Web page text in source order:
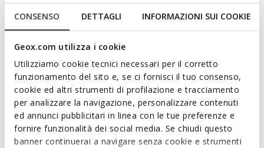
CONSENSO DETTAGLI INFORMAZIONI SUI COOKIE
Geox.com utilizza i cookie
Utilizziamo cookie tecnici necessari per il corretto
funzionamento del sito e, se ci fornisci il tuo consenso,
cookie ed altri strumenti di profilazione e tracciamento
per analizzare la navigazione, personalizzare contenuti
ed annunci pubblicitari in linea con le tue preferenze e
fornire funzionalità dei social media. Se chiudi questo
banner continuerai a navigare senza cookie e strumenti
and comfortable, Giselda 15 combines comfort and style for
ITEM CODE:D65YUB000TUC9999
Features
By purchasing this product, you are
supporting Leather Working Group certified
tanneries